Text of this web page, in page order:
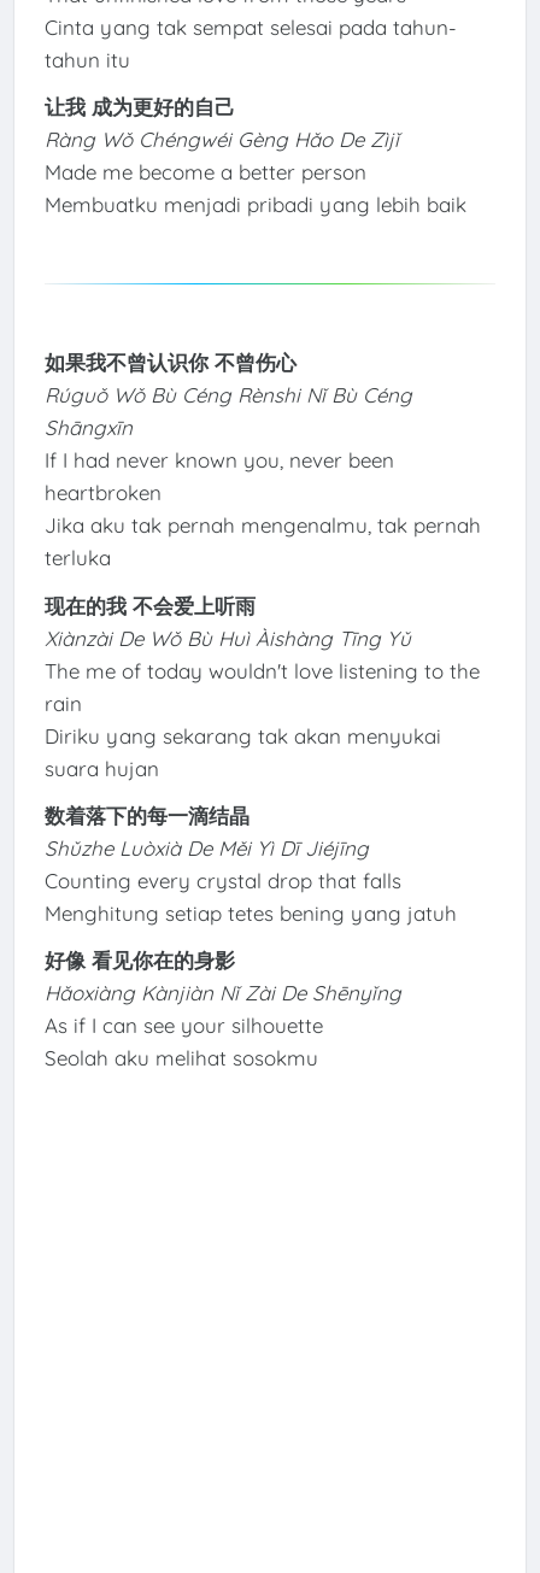
Cinta yang tak sempat selesai pada tahun-
tahun itu
让我 成为更好的自己
Ràng Wǒ Chéngwéi Gèng Hǎo De Zìjǐ
Made me become a better person
Membuatku menjadi pribadi yang lebih baik
如果我不曾认识你 不曾伤心
Rúguǒ Wǒ Bù Céng Rènshi Nǐ Bù Céng
Shāngxīn
If I had never known you, never been
heartbroken
Jika aku tak pernah mengenalmu, tak pernah
terluka
现在的我 不会爱上听雨
Xiànzài De Wǒ Bù Huì Àishàng Tīng Yǔ
The me of today wouldn't love listening to the
rain
Diriku yang sekarang tak akan menyukai
suara hujan
数着落下的每一滴结晶
Shǔzhe Luòxià De Měi Yì Dī Jiéjīng
Counting every crystal drop that falls
Menghitung setiap tetes bening yang jatuh
好像 看见你在的身影
Hǎoxiàng Kànjiàn Nǐ Zài De Shēnyǐng
As if I can see your silhouette
Seolah aku melihat sosokmu